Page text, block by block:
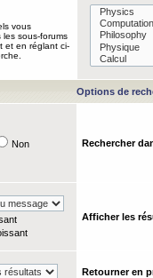
vous
sous-forums
et en réglant ci-
Options de
Non Rechercher
Afficher les
Retourner en